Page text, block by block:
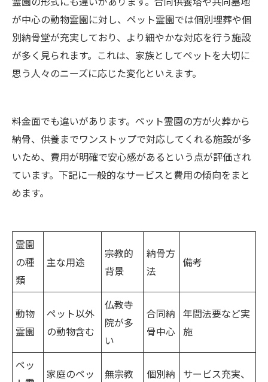
が中心の動物霊園に対し、ペット霊園では個別埋葬や個
別納骨堂が充実しており、より細やかな対応を行う施設
が多く見られます。これは、家族としてペットを大切に
思う人々のニーズに応じた変化といえます。
料金面でも違いがあります。ペット霊園の方が火葬から
納骨、供養までワンストップで対応してくれる施設が多
いため、費用が明確で安心感があるという点が評価され
ています。下記に一般的なサービスと費用の傾向をまと
めます。
霊園
の種
類
主な用途
宗教的
背景
納骨方
法
備考
動物
霊園
ペット以外
の動物含む
仏教寺
院が多
い
合同納
骨中心
年間法要など実
施
ペッ
家庭のペッ
無宗教
個別納
サービス充実、